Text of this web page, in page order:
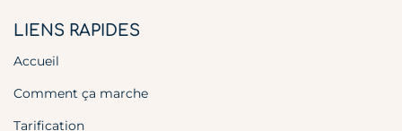
LIENS RAPIDES
Accueil
Comment ça marche
Tarification